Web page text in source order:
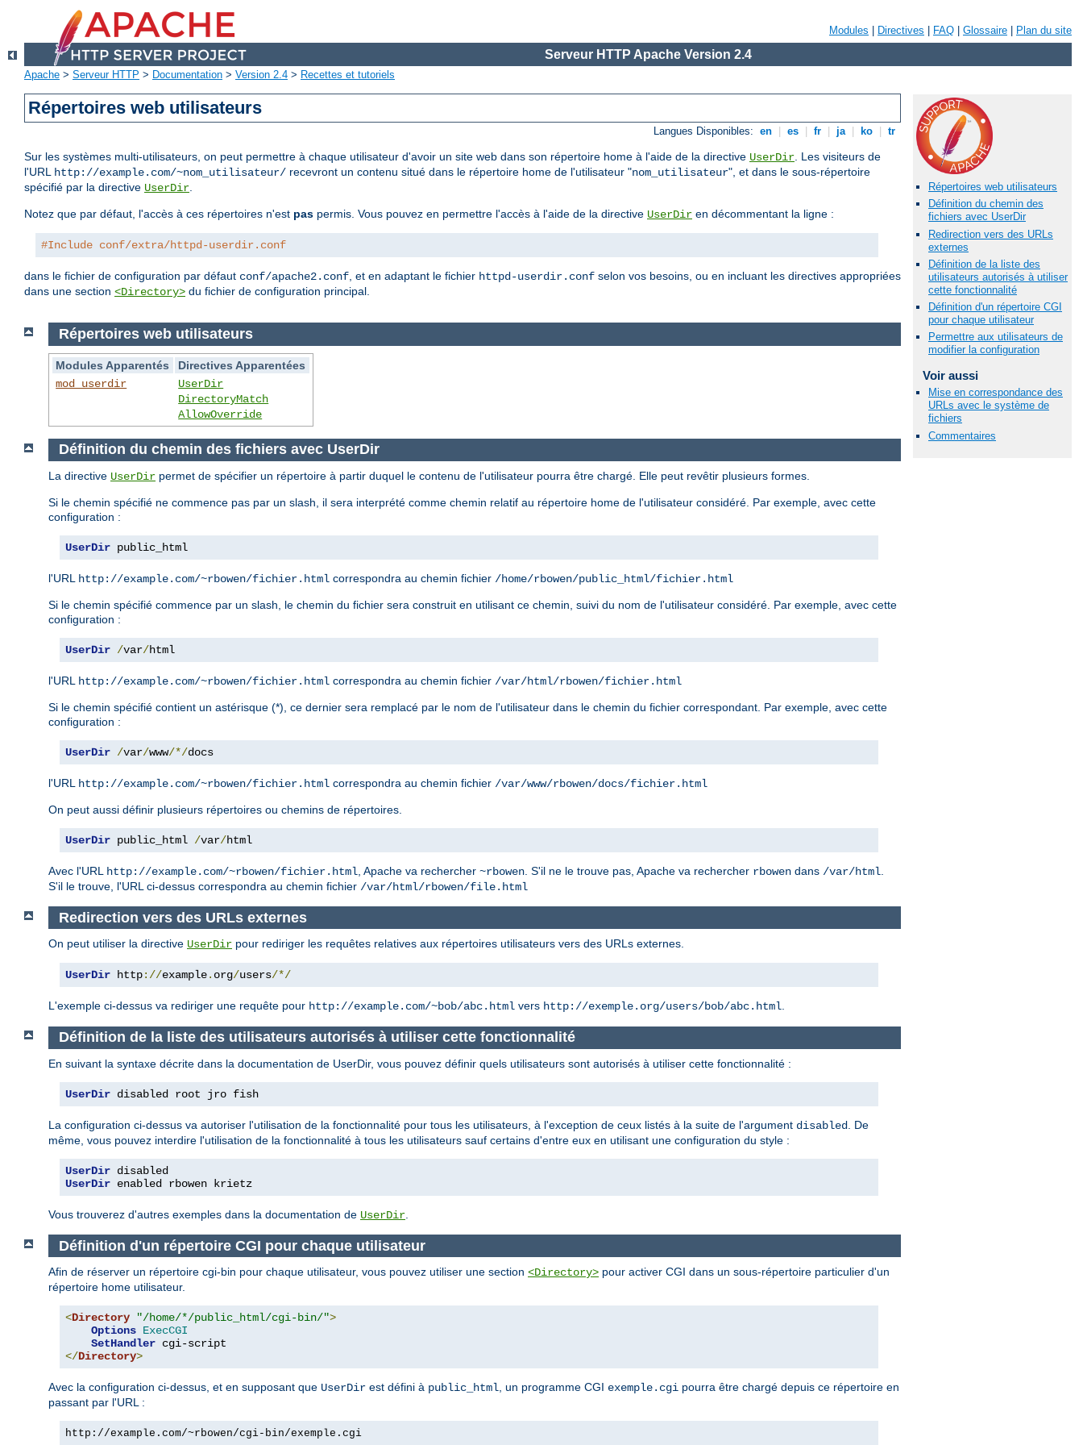
Modules Directives FAQ Glossaire Plan du site
Serveur HTTP Apache Version 2.4
Apache > Serveur HTTP > Documentation > Version 2.4 > Recettes et tutoriels
Répertoires web utilisateurs
Langues Disponibles: en es fr ja ko tr
Sur les systèmes multi-utilisateurs, on peut permettre à chaque utilisateur d'avoir un site web dans son répertoire home à l'aide de la directive UserDir. Les visiteurs de
l'URL http://example.com/~nom_utilisateur/ recevront un contenu situé dans le répertoire home de l'utilisateur "nom_utilisateur", et dans le sous-répertoire
spécifié par la directive UserDir.
Notez que par défaut, l'accès à ces répertoires n'est pas permis. Vous pouvez en permettre l'accès à l'aide de la directive UserDir en décommentant la ligne :
#Include conf/extra/httpd-userdir.conf
dans le fichier de configuration par défaut conf/apache2.conf, et en adaptant le fichier httpd-userdir.conf selon vos besoins, ou en incluant les directives appropriées
dans une section <Directory> du fichier de configuration principal.
Répertoires web utilisateurs
Définition du chemin des
fichiers avec UserDir
Redirection vers des URLs
externes
Définition de la liste des
utilisateurs autorisés à utiliser
cette fonctionnalité
Définition d'un répertoire CGI
pour chaque utilisateur
Permettre aux utilisateurs de
modifier la configuration
Voir aussi
Mise en correspondance des
URLs avec le système de
fichiers
Commentaires
Répertoires web utilisateurs
Modules Apparentés
Directives Apparentées
mod_userdir
UserDir
DirectoryMatch
AllowOverride
Définition du chemin des fichiers avec UserDir
La directive UserDir permet de spécifier un répertoire à partir duquel le contenu de l'utilisateur pourra être chargé. Elle peut revêtir plusieurs formes.
Si le chemin spécifié ne commence pas par un slash, il sera interprété comme chemin relatif au répertoire home de l'utilisateur considéré. Par exemple, avec cette
configuration :
UserDir public_html
l'URL http://example.com/~rbowen/fichier.html correspondra au chemin fichier /home/rbowen/public_html/fichier.html
Si le chemin spécifié commence par un slash, le chemin du fichier sera construit en utilisant ce chemin, suivi du nom de l'utilisateur considéré. Par exemple, avec cette
configuration :
UserDir /var/html
l'URL http://example.com/~rbowen/fichier.html correspondra au chemin fichier /var/html/rbowen/fichier.html
Si le chemin spécifié contient un astérisque (*), ce dernier sera remplacé par le nom de l'utilisateur dans le chemin du fichier correspondant. Par exemple, avec cette
configuration :
UserDir /var/www/*/docs
l'URL http://example.com/~rbowen/fichier.html correspondra au chemin fichier /var/www/rbowen/docs/fichier.html
On peut aussi définir plusieurs répertoires ou chemins de répertoires.
UserDir public_html /var/html
Avec l'URL http://example.com/~rbowen/fichier.html , Apache va rechercher ~rbowen . S'il ne le trouve pas, Apache va rechercher rbowen dans /var/html
S'il le trouve, l'URL ci-dessus correspondra au chemin fichier /var/html/rbowen/file.html
Redirection vers des URLs externes
On peut utiliser la directive UserDir pour rediriger les requêtes relatives aux répertoires utilisateurs vers des URLs externes.
UserDir http://example. org/users/*/
L'exemple ci-dessus va rediriger une requête pour http://example.com/~bob/abc.html vers http://exemple.org/users/bob/abc.html.
Définition de la liste des utilisateurs autorisés à utiliser cette fonctionnalité
En suivant la syntaxe décrite dans la documentation de UserDir, vous pouvez définir quels utilisateurs sont autorisés à utiliser cette fonctionnalité :
UserDir disabled root jro fish
La configuration ci-dessus va autoriser l'utilisation de la fonctionnalité pour tous les utilisateurs, à l'exception de ceux listés à la suite de l'argument disabled
. De
même, vous pouvez interdire l'utilisation de la fonctionnalité à tous les utilisateurs sauf certains d'entre eux en utilisant une configuration du style :
UserDir
UserDir enabled rbowen krietz
Vous trouverez d'autres exemples dans la documentation de UserDir
Définition d'un répertoire CGI pour chaque utilisateur
Afin de réserver un répertoire cgi-bin pour chaque utilisateur, vous pouvez utiliser une section <Directory> pour activer CGI dans un sous-répertoire particulier d'un
répertoire home utilisateur.
<Directory "/home/*/public_html/cgi-bin/">
Options ExecCGI
SetHandler
</Directory>
Avec la configuration ci-dessus, et en supposant que UserDir est défini à public_html, un programme CGI exemple.cgi pourra être chargé depuis ce répertoire en
passant par l'URL :
http://example.com/~rbowen/cgi-bin/exemple.cgi